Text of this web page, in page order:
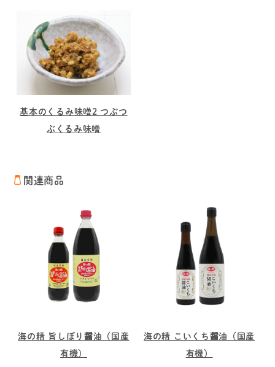
基本のくるみ味噌2 つぶつ
ぶくるみ味噌
関連商品
海の精 旨しぼり醤油（国産
有機）
海の精 こいくち醤油（国産
有機）